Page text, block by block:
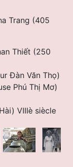
Trang (405
Thiết (250
Ðàn Văn Thọ)
Phú Thị Mơ)
VIIIè siècle